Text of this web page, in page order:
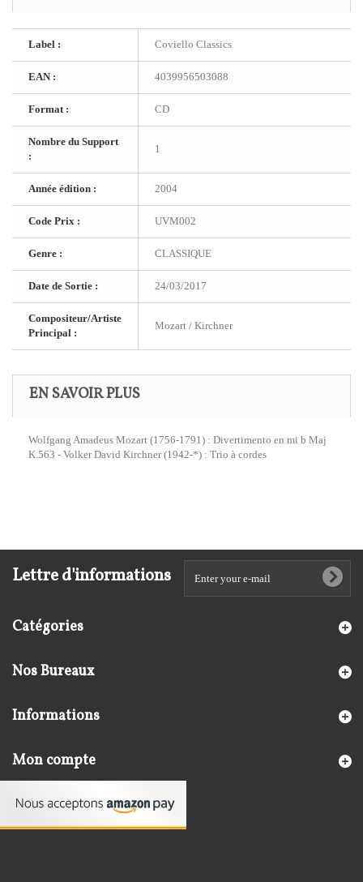
Label : Coviello Classics
EAN : 4039956503088
Format : CD
Nombre du Support
:
1
Année édition : 2004
Code Prix : UVM002
Genre : CLASSIQUE
Date de Sortie : 24/03/2017
Compositeur/Artiste
Principal :
Mozart / Kirchner
EN SAVOIR PLUS
Wolfgang Amadeus Mozart (1756-1791) : Divertimento en mi b Maj
K.563 - Volker David Kirchner (1942-*) : Trio à cordes
Lettre d'informations
Catégories
Nos Bureaux
Informations
Mon compte